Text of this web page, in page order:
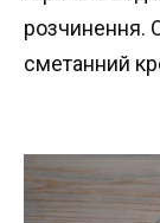
розчинення.
сметанний